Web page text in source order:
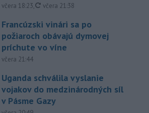
včera 18:23, aktualizované
včera 21:38
Francúzski vinári sa po
požiaroch obávajú dymovej
príchute vo víne
včera 21:44
Uganda schválila vyslanie
vojakov do medzinárodných síl
v Pásme Gazy